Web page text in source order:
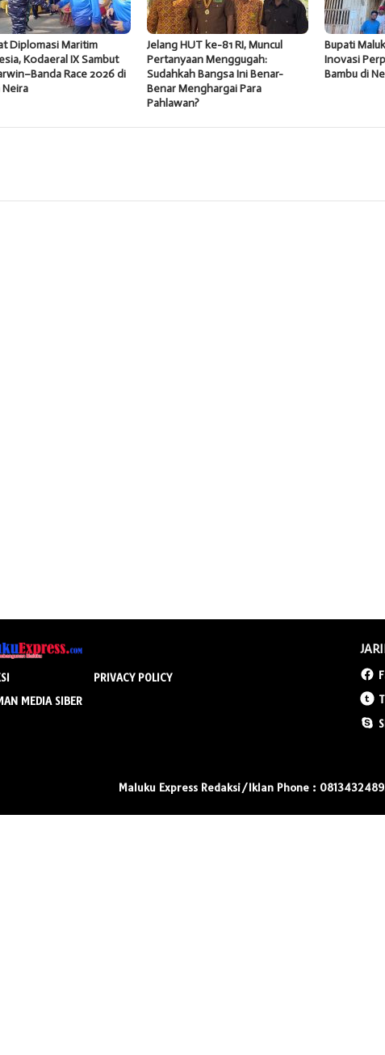
Diplomasi Maritim
Kodaeral IX Sambut
Race 2026 di
Neira
Jelang HUT ke-81 RI, Muncul
Pertanyaan Menggugah:
Sudahkah Bangsa Ini Benar-
Benar Menghargai Para
Pahlawan?
Bupati
Inovasi
Bambu di
PRIVACY POLICY
MEDIA SIBER
Maluku Express Redaksi/Iklan Phone :